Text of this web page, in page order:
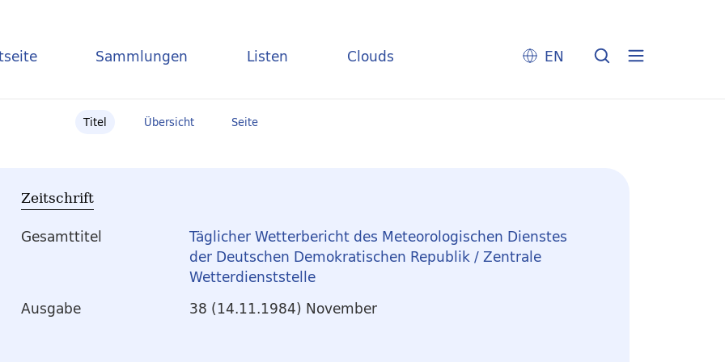
Sammlungen Listen Clouds EN
Titel Übersicht Seite
Zeitschrift
Gesamttitel
Täglicher Wetterbericht des Meteorologischen Dienstes
der Deutschen Demokratischen Republik / Zentrale
Wetterdienststelle
Ausgabe
38 (14.11.1984) November